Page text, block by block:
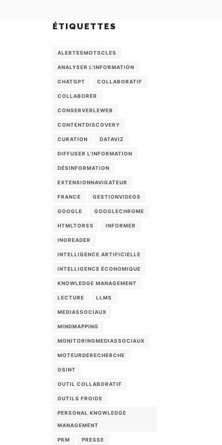
ÉTIQUETTES
ALERTESMOTSCLES
ANALYSER L'INFORMATION
CHATGPT COLLABORATIF
COLLABORER
CONSERVERLEWEB
CONTENTDISCOVERY
CURATION DATAVIZ
DIFFUSER L'INFORMATION
DÉSINFORMATION
EXTENSIONNAVIGATEUR
FRANCE GESTIONVIDEOS
GOOGLE GOOGLECHROME
HTMLTORSS INFORMER
INOREADER
INTELLIGENCE ARTIFICIELLE
INTELLIGENCE ÉCONOMIQUE
KNOWLEDGE MANAGEMENT
LECTURE LLMS
MEDIASSOCIAUX
MINDMAPPING
MONITORINGMEDIASSOCIAUX
MOTEURDERECHERCHE
OSINT
OUTIL COLLABORATIF
OUTILS FROIDS
PERSONAL KNOWLEDGE
MANAGEMENT
PKM PRESSE